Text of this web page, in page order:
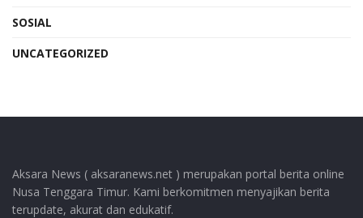
SOSIAL
UNCATEGORIZED
Aksara News ( aksaranews.net ) merupakan portal berita online
Nusa Tenggara Timur. Kami berkomitmen menyajikan berita
terupdate, akurat dan edukatif.